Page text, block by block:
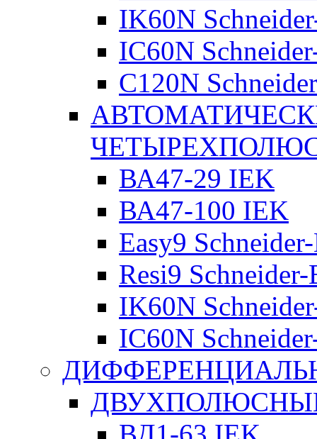
IK60N
IC60N
C120N
ВА47-29 IEK
ВА47-100 IEK
Easy9
Resi9
IK60N
IC60N